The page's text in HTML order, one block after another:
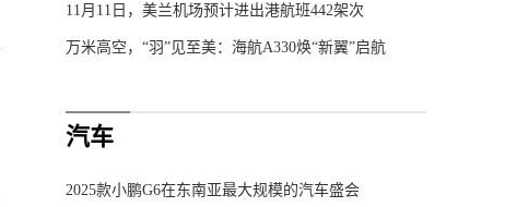
11月11日，美兰机场预计进出港航班442架次
万米高空，“羽”见至美：海航A330焕“新翼”启航
汽车
2025款小鹏G6在东南亚最大规模的汽车盛会